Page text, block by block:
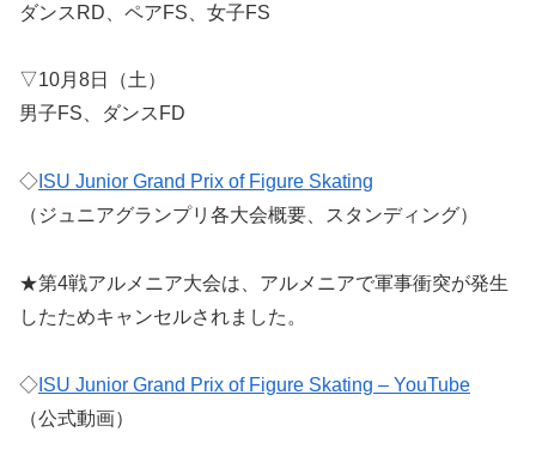
ダンスRD、ペアFS、女子FS
▽10月8日（土）
男子FS、ダンスFD
◇ ISU Junior Grand Prix of Figure Skating
（ジュニアグランプリ各大会概要、スタンディング）
★第4戦アルメニア大会は、アルメニアで軍事衝突が発生
したためキャンセルされました。
◇ ISU Junior Grand Prix of Figure Skating – YouTube
（公式動画）